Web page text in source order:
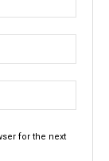
for the next